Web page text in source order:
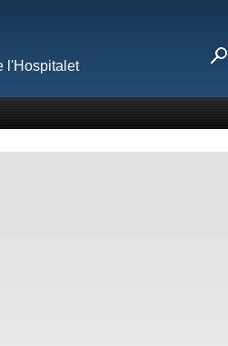
l'Hospitalet